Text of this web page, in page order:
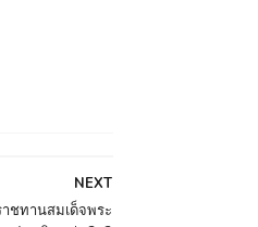
NEXT
ชทานสมเด็จพระ